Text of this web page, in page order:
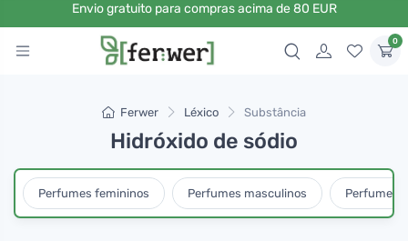
Envio gratuito para compras acima de 80 EUR
0
Ferwer Léxico Substância
Hidróxido de sódio
Perfumes femininos Perfumes masculinos Perfumes